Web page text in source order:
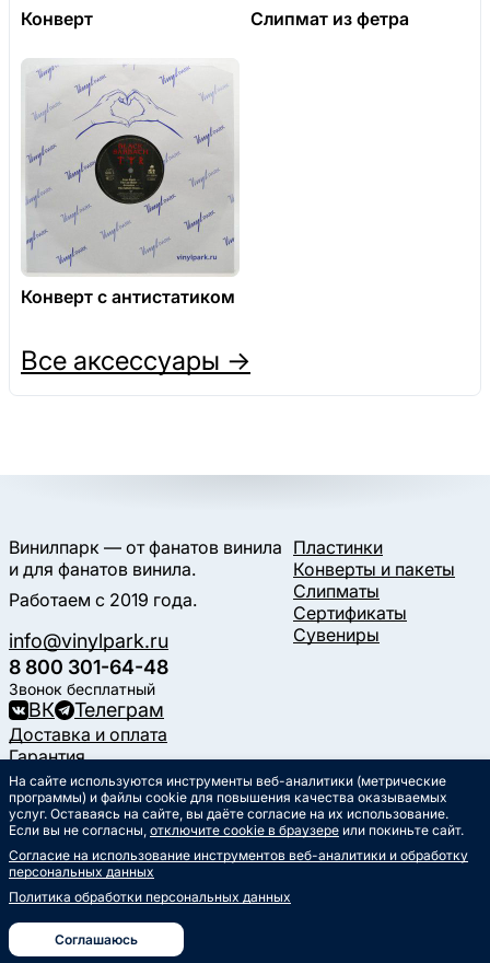
Конверт Слипмат из фетра
Конверт с антистатиком
Все аксессуары →
Винилпарк — от фанатов винила
и для фанатов винила.
Работаем с 2019 года.
info@vinylpark.ru
8 800 301-64-48
Звонок бесплатный
ВК Телеграм
Пластинки
Конверты и пакеты
Слипматы
Сертификаты
Сувениры
Доставка и оплата
Гарантия
Контакты
Статьи
Музыкальный календарь
Публичная оферта
Политика обработки
Согласие на обработкуперсональных данных
На сайте используются инструменты веб-аналитики (метрические
программы) и файлы cookie для повышения качества оказываемых
услуг. Оставаясь на сайте, вы даёте согласие на их использование.
Если вы не согласны, отключите cookie в браузере или покиньте сайт.
Согласие на использование инструментов веб-аналитики и обработку
персональных данных
Политика обработки персональных данных
Соглашаюсь